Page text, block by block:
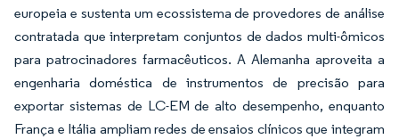
europeia e sustenta um ecossistema de provedores de análise
contratada que interpretam conjuntos de dados multi-ômicos
para patrocinadores farmacêuticos. A Alemanha aproveita a
engenharia doméstica de instrumentos de precisão para
exportar sistemas de LC-EM de alto desempenho, enquanto
França e Itália ampliam redes de ensaios clínicos que integram